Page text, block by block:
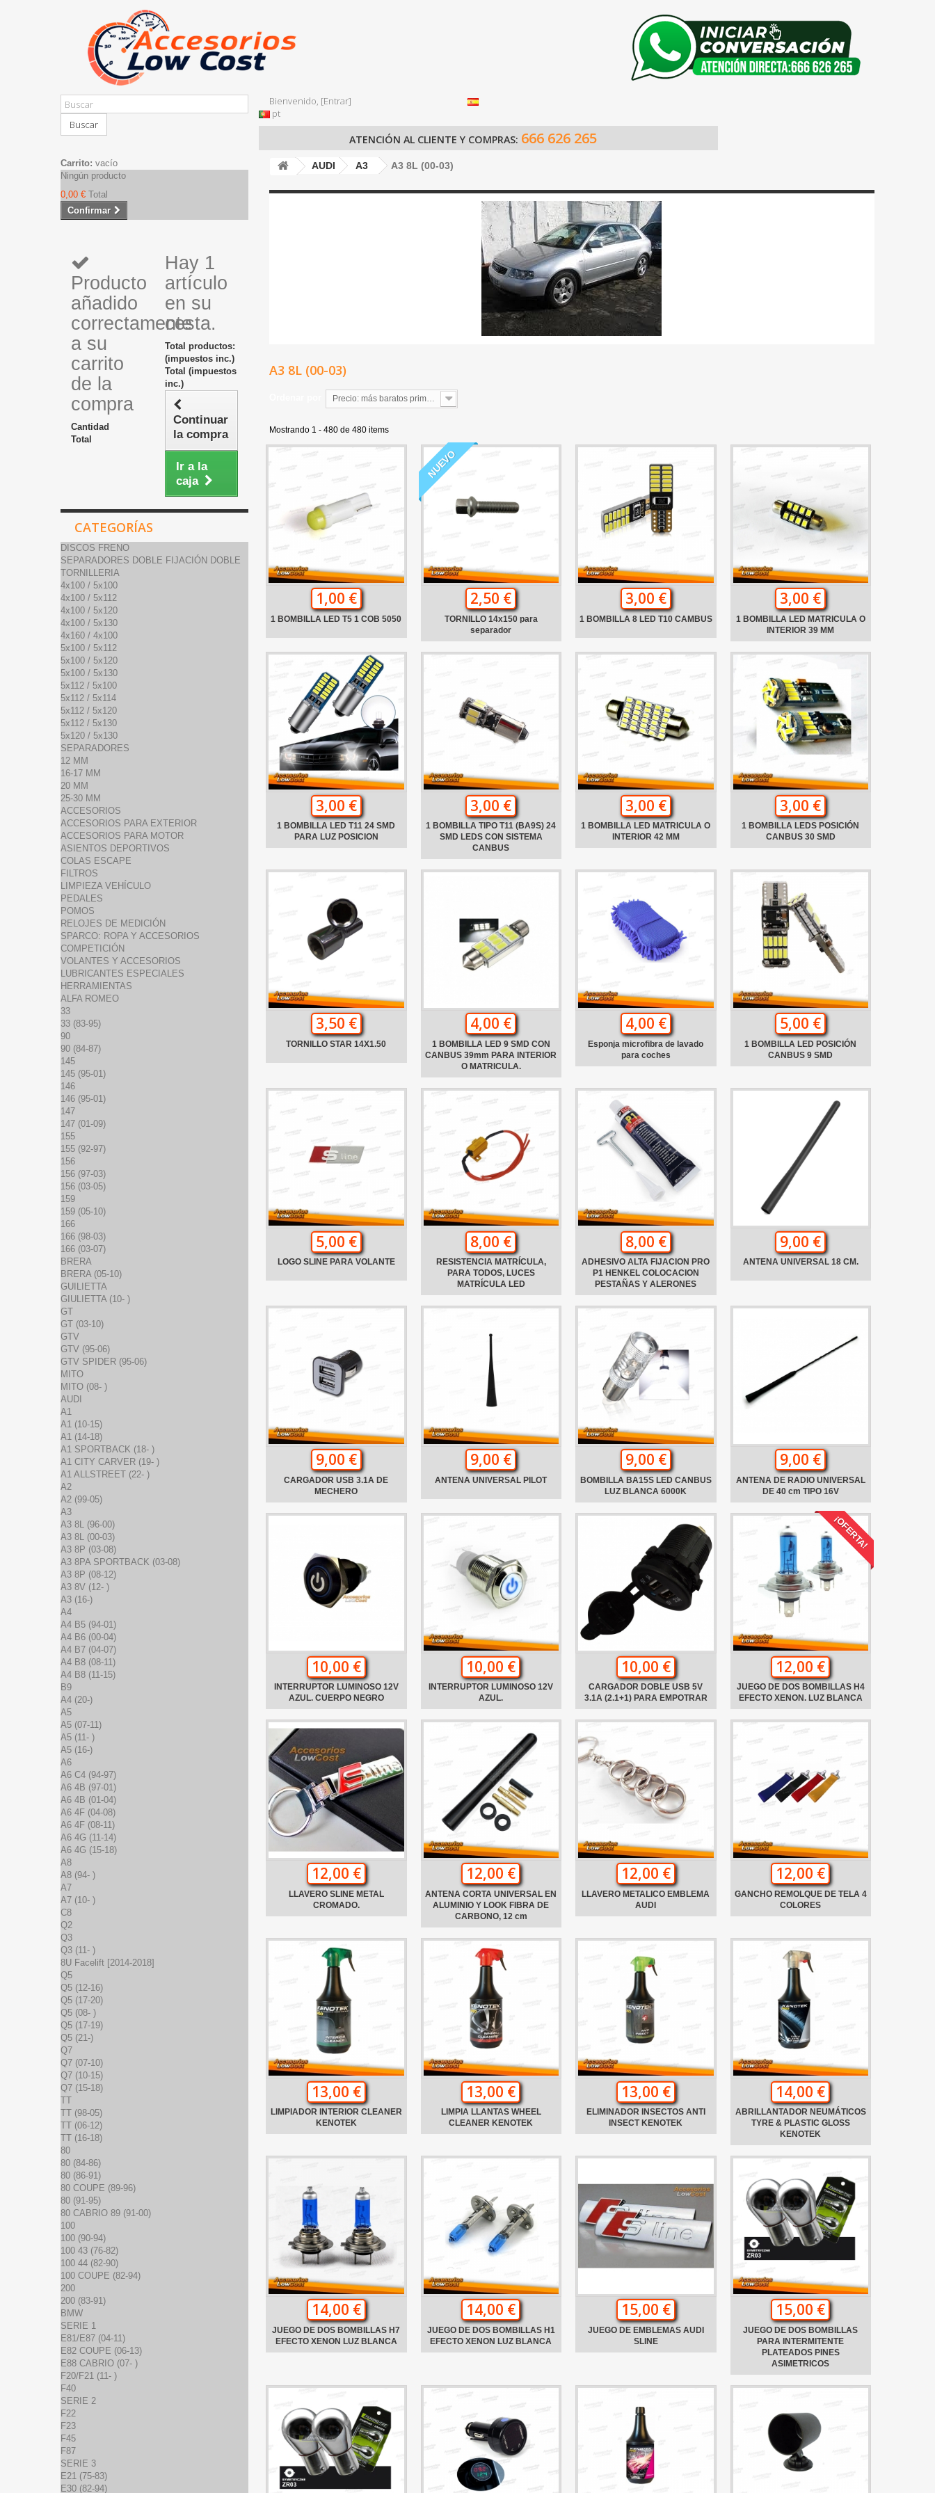
Buscar
Bienvenido, [Entrar]
pt
ATENCIÓN AL CLIENTE Y COMPRAS: 666 626 265
Carrito: vacío
Ningún producto
0,00 € Total
Confirmar
Producto
añadido
correctamente
a su
carrito
de la
compra
Cantidad
Total
Hay 1
artículo
en su
cesta.
Total productos:
(impuestos inc.)
Total (impuestos
inc.)
Continuar
la compra
Ir a la
caja
CATEGORÍAS
DISCOS FRENO
SEPARADORES DOBLE FIJACIÓN DOBLE
TORNILLERIA
4x100 / 5x100
4x100 / 5x112
4x100 / 5x120
4x100 / 5x130
4x160 / 4x100
5x100 / 5x112
5x100 / 5x120
5x100 / 5x130
5x112 / 5x100
5x112 / 5x114
5x112 / 5x120
5x112 / 5x130
5x120 / 5x130
SEPARADORES
12 MM
16-17 MM
20 MM
25-30 MM
ACCESORIOS
ACCESORIOS PARA EXTERIOR
ACCESORIOS PARA MOTOR
ASIENTOS DEPORTIVOS
COLAS ESCAPE
FILTROS
LIMPIEZA VEHÍCULO
PEDALES
POMOS
RELOJES DE MEDICIÓN
SPARCO: ROPA Y ACCESORIOS
COMPETICIÓN
VOLANTES Y ACCESORIOS
LUBRICANTES ESPECIALES
HERRAMIENTAS
ALFA ROMEO
33
33 (83-95)
90
90 (84-87)
145
145 (95-01)
146
146 (95-01)
147
147 (01-09)
155
155 (92-97)
156
156 (97-03)
156 (03-05)
159
159 (05-10)
166
166 (98-03)
166 (03-07)
BRERA
BRERA (05-10)
GUILIETTA
GIULIETTA (10- )
GT
GT (03-10)
GTV
GTV (95-06)
GTV SPIDER (95-06)
MITO
MITO (08- )
AUDI
A1
A1 (10-15)
A1 (14-18)
A1 SPORTBACK (18- )
A1 CITY CARVER (19- )
A1 ALLSTREET (22- )
A2
A2 (99-05)
A3
A3 8L (96-00)
A3 8L (00-03)
A3 8P (03-08)
A3 8PA SPORTBACK (03-08)
A3 8P (08-12)
A3 8V (12- )
A3 (16-)
A4
A4 B5 (94-01)
A4 B6 (00-04)
A4 B7 (04-07)
A4 B8 (08-11)
A4 B8 (11-15)
B9
A4 (20-)
A5
A5 (07-11)
A5 (11- )
A5 (16-)
A6
A6 C4 (94-97)
A6 4B (97-01)
A6 4B (01-04)
A6 4F (04-08)
A6 4F (08-11)
A6 4G (11-14)
A6 4G (15-18)
A8
A8 (94- )
A7
A7 (10- )
C8
Q2
Q3
Q3 (11- )
8U Facelift [2014-2018]
Q5
Q5 (12-16)
Q5 (17-20)
Q5 (08- )
Q5 (17-19)
Q5 (21-)
Q7
Q7 (07-10)
Q7 (10-15)
Q7 (15-18)
TT
TT (98-05)
TT (06-12)
TT (16-18)
80
80 (84-86)
80 (86-91)
80 COUPE (89-96)
80 (91-95)
80 CABRIO 89 (91-00)
100
100 (90-94)
100 43 (76-82)
100 44 (82-90)
100 COUPE (82-94)
200
200 (83-91)
BMW
SERIE 1
E81/E87 (04-11)
E82 COUPE (06-13)
E88 CABRIO (07- )
F20/F21 (11- )
F40
SERIE 2
F22
F23
F45
F87
SERIE 3
E21 (75-83)
E30 (82-94)
AUDI A3 A3 8L (00-03)
A3 8L (00-03)
Precio: más baratos primero
Mostrando 1 - 480 de 480 items
1,00 €
1 BOMBILLA LED T5 1 COB 5050
NUEVO
2,50 €
TORNILLO 14x150 para
separador
3,00 €
1 BOMBILLA 8 LED T10 CAMBUS
3,00 €
1 BOMBILLA LED MATRICULA O
INTERIOR 39 MM
3,00 €
1 BOMBILLA LED T11 24 SMD
PARA LUZ POSICION
3,00 €
1 BOMBILLA TIPO T11 (BA9S) 24
SMD LEDS CON SISTEMA
CANBUS
3,00 €
1 BOMBILLA LED MATRICULA O
INTERIOR 42 MM
3,00 €
1 BOMBILLA LEDS POSICIÓN
CANBUS 30 SMD
3,50 €
TORNILLO STAR 14X1.50
4,00 €
1 BOMBILLA LED 9 SMD CON
CANBUS 39mm PARA INTERIOR
O MATRICULA.
4,00 €
Esponja microfibra de lavado
para coches
5,00 €
1 BOMBILLA LED POSICIÓN
CANBUS 9 SMD
5,00 €
LOGO SLINE PARA VOLANTE
8,00 €
RESISTENCIA MATRÍCULA,
PARA TODOS, LUCES
MATRÍCULA LED
8,00 €
ADHESIVO ALTA FIJACION PRO
P1 HENKEL COLOCACION
PESTAÑAS Y ALERONES
9,00 €
ANTENA UNIVERSAL 18 CM.
9,00 €
CARGADOR USB 3.1A DE
MECHERO
9,00 €
ANTENA UNIVERSAL PILOT
9,00 €
BOMBILLA BA15S LED CANBUS
LUZ BLANCA 6000K
9,00 €
ANTENA DE RADIO UNIVERSAL
DE 40 cm TIPO 16V
10,00 €
INTERRUPTOR LUMINOSO 12V
AZUL. CUERPO NEGRO
10,00 €
INTERRUPTOR LUMINOSO 12V
AZUL.
10,00 €
CARGADOR DOBLE USB 5V
3.1A (2.1+1) PARA EMPOTRAR
¡OFERTA!
12,00 €
JUEGO DE DOS BOMBILLAS H4
EFECTO XENON. LUZ BLANCA
12,00 €
LLAVERO SLINE METAL
CROMADO.
12,00 €
ANTENA CORTA UNIVERSAL EN
ALUMINIO Y LOOK FIBRA DE
CARBONO, 12 cm
12,00 €
LLAVERO METALICO EMBLEMA
AUDI
12,00 €
GANCHO REMOLQUE DE TELA 4
COLORES
13,00 €
LIMPIADOR INTERIOR CLEANER
KENOTEK
13,00 €
LIMPIA LLANTAS WHEEL
CLEANER KENOTEK
13,00 €
ELIMINADOR INSECTOS ANTI
INSECT KENOTEK
14,00 €
ABRILLANTADOR NEUMÁTICOS
TYRE & PLASTIC GLOSS
KENOTEK
14,00 €
JUEGO DE DOS BOMBILLAS H7
EFECTO XENON LUZ BLANCA
14,00 €
JUEGO DE DOS BOMBILLAS H1
EFECTO XENON LUZ BLANCA
15,00 €
JUEGO DE EMBLEMAS AUDI
SLINE
15,00 €
JUEGO DE DOS BOMBILLAS
PARA INTERMITENTE
PLATEADOS PINES
ASIMETRICOS